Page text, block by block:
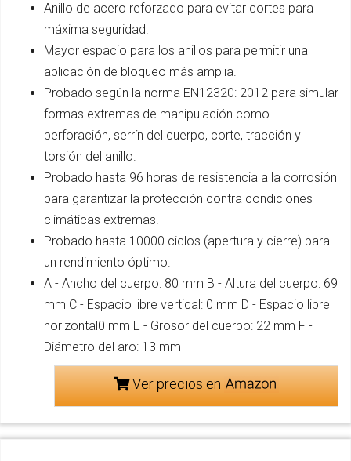
Anillo de acero reforzado para evitar cortes para
máxima seguridad.
Mayor espacio para los anillos para permitir una
aplicación de bloqueo más amplia.
Probado según la norma EN12320: 2012 para simular
formas extremas de manipulación como
perforación, serrín del cuerpo, corte, tracción y
torsión del anillo.
Probado hasta 96 horas de resistencia a la corrosión
para garantizar la protección contra condiciones
climáticas extremas.
Probado hasta 10000 ciclos (apertura y cierre) para
un rendimiento óptimo.
A - Ancho del cuerpo: 80 mm B - Altura del cuerpo: 69
mm C - Espacio libre vertical: 0 mm D - Espacio libre
horizontal0 mm E - Grosor del cuerpo: 22 mm F -
Diámetro del aro: 13 mm
Ver precios en